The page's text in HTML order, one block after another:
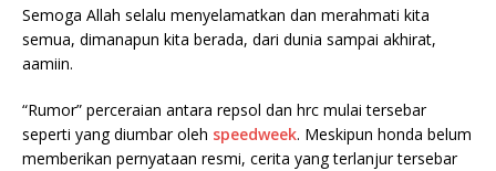
Semoga Allah selalu menyelamatkan dan merahmati kita
semua, dimanapun kita berada, dari dunia sampai akhirat,
aamiin.
“Rumor” perceraian antara repsol dan hrc mulai tersebar
seperti yang diumbar oleh speedweek. Meskipun honda belum
memberikan pernyataan resmi, cerita yang terlanjur tersebar